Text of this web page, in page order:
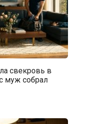
свекровь в
муж собрал